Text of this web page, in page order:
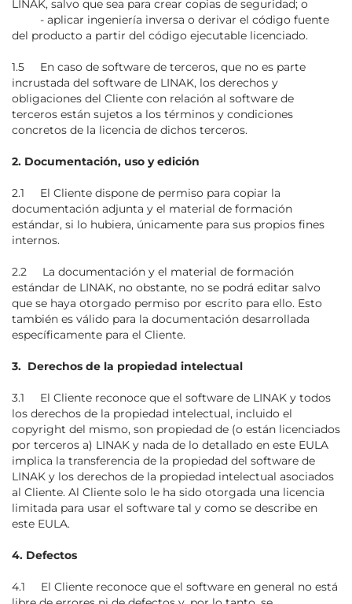
LINAK, salvo que sea para crear copias de seguridad; o
- aplicar ingeniería inversa o derivar el código fuente
del producto a partir del código ejecutable licenciado.
1.5 En caso de software de terceros, que no es parte
incrustada del software de LINAK, los derechos y
obligaciones del Cliente con relación al software de
terceros están sujetos a los términos y condiciones
concretos de la licencia de dichos terceros.
2. Documentación, uso y edición
2.1 El Cliente dispone de permiso para copiar la
documentación adjunta y el material de formación
estándar, si lo hubiera, únicamente para sus propios fines
internos.
2.2 La documentación y el material de formación
estándar de LINAK, no obstante, no se podrá editar salvo
que se haya otorgado permiso por escrito para ello. Esto
también es válido para la documentación desarrollada
específicamente para el Cliente.
3. Derechos de la propiedad intelectual
3.1 El Cliente reconoce que el software de LINAK y todos
los derechos de la propiedad intelectual, incluido el
copyright del mismo, son propiedad de (o están licenciados
por terceros a) LINAK y nada de lo detallado en este EULA
implica la transferencia de la propiedad del software de
LINAK y los derechos de la propiedad intelectual asociados
al Cliente. Al Cliente solo le ha sido otorgada una licencia
limitada para usar el software tal y como se describe en
este EULA.
4. Defectos
4.1 El Cliente reconoce que el software en general no está